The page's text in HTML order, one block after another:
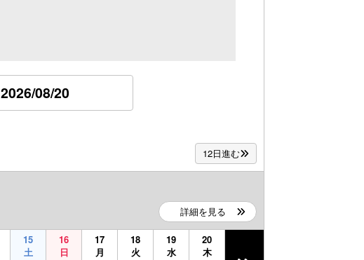
2026/08/20
12日進む
詳細を見る
15
土
16
日
17
月
18
火
19
水
20
木